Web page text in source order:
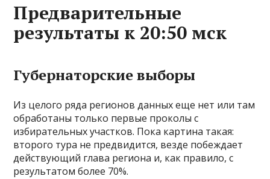
Предварительные
результаты к 20:50 мск
Губернаторские выборы
Из целого ряда регионов данных еще нет или там
обработаны только первые проколы с
избирательных участков. Пока картина такая:
второго тура не предвидится, везде побеждает
действующий глава региона и, как правило, с
результатом более 70%.